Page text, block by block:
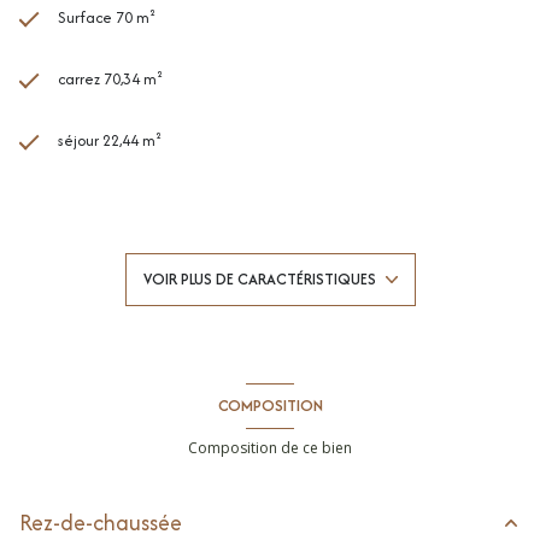
Surface 70 m²
carrez 70,34 m²
séjour 22,44 m²
Chauffage individuel : radiateur (electrique)
exposition Ouest
VOIR PLUS DE CARACTÉRISTIQUES
COMPOSITION
Composition de ce bien
Rez-de-chaussée